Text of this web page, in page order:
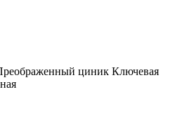
циник Ключевая